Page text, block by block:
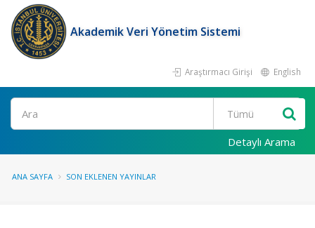
Akademik Veri Yönetim Sistemi
Araştırmacı Girişi English
Ara
Detaylı Arama
ANA SAYFA SON EKLENEN YAYINLAR